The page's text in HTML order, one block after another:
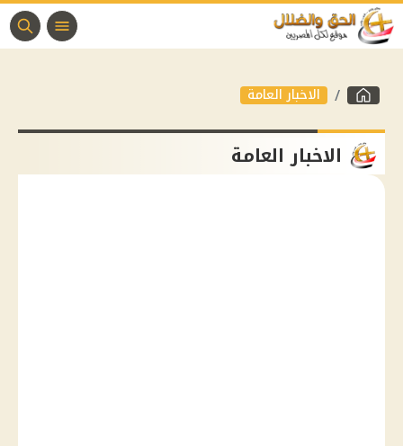
الاخبار العامة
الاخبار العامة